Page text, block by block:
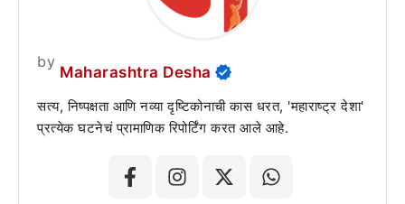
by
Maharashtra Desha
सत्य, निष्पक्षता आणि नव्या दृष्टिकोनाची कास धरत, 'महाराष्ट्र देशा'
प्रत्येक घटनेचं प्रामाणिक रिपोर्टिंग करत आले आहे.